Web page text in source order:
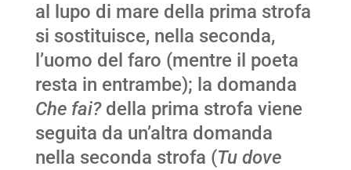
al lupo di mare della prima strofa
si sostituisce, nella seconda,
l’uomo del faro (mentre il poeta
resta in entrambe); la domanda
Che fai?della prima strofa viene
seguita da un’altra domanda
nella seconda strofa (Tu dove